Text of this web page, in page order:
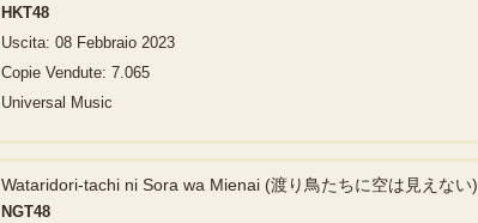
HKT48
Uscita: 08 Febbraio 2023
Copie Vendute: 7.065
Universal Music
Wataridori-tachi ni Sora wa Mienai (渡り鳥たちに空は見えない)
NGT48